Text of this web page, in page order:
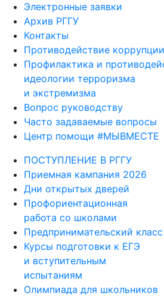
Электронные заявки
Архив РГГУ
Контакты
Противодействие коррупции
Профилактика и
идеологии терроризма
и экстремизма
Вопрос руководству
Часто задаваемые вопросы
Центр помощи #МЫВМЕСТЕ
ПОСТУПЛЕНИЕ В РГГУ
Приемная кампания 2026
Дни открытых дверей
Профориентационная
работа со школами
Предпринимательский класс
Курсы подготовки к ЕГЭ
и вступительным
испытаниям
Олимпиада для школьников